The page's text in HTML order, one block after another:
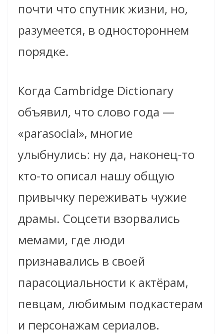
почти что спутник жизни, но,
разумеется, в одностороннем
порядке.
Когда Cambridge Dictionary
объявил, что слово года —
«parasocial», многие
улыбнулись: ну да, наконец-то
кто-то описал нашу общую
привычку переживать чужие
драмы. Соцсети взорвались
мемами, где люди
признавались в своей
парасоциальности к актёрам,
певцам, любимым подкастерам
и персонажам сериалов.